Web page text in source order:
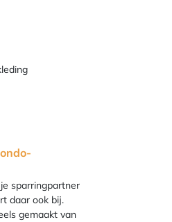
sparringpartner
daar ook bij.
gemaakt van